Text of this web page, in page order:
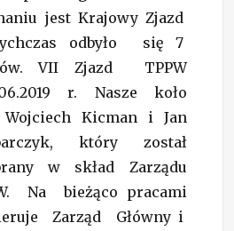
jest Krajowy Zjazd
odbyło się 7
VII Zjazd TPPW
r. Nasze koło
Wojciech Kicman i Jan
który został
w skład Zarządu
Na bieżąco pracami
Zarząd Główny i